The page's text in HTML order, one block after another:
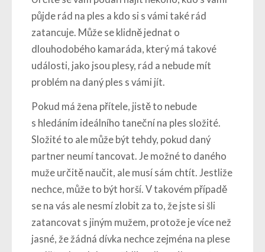
půjde rád na ples a kdo si s vámi také rád
zatancuje. Může se klidně jednat o
dlouhodobého kamaráda, který má takové
události, jako jsou plesy, rád a nebude mít
problém na daný ples s vámi jít.
Pokud má žena přítele, jistě to nebude
s hledáním ideálního taneční na ples složité.
Složité to ale může být tehdy, pokud daný
partner neumí tancovat. Je možné to daného
muže určitě naučit, ale musí sám chtít. Jestliže
nechce, může to být horší. V takovém případě
se na vás ale nesmí zlobit za to, že jste si šli
zatancovat s jiným mužem, protože je více než
jasné, že žádná dívka nechce zejména na plese